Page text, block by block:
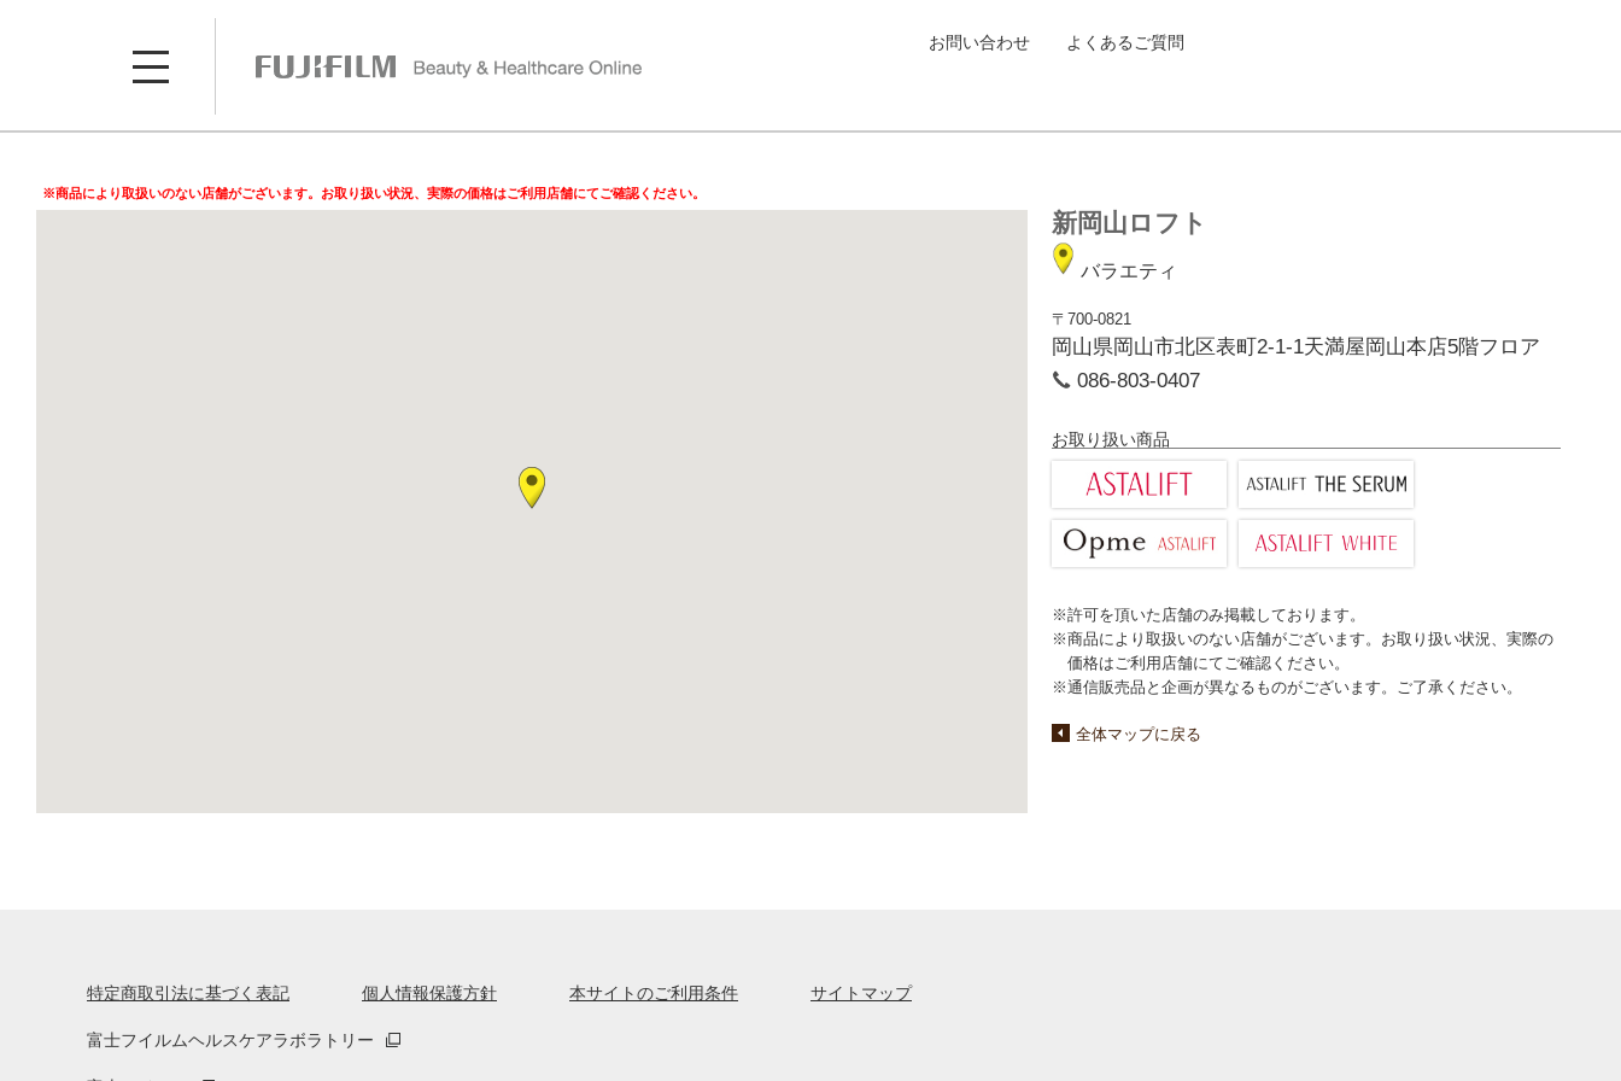
お問い合わせ よくあるご質問
※商品により取扱いのない店舗がございます。お取り扱い状況、実際の価格はご利用店舗にてご確認ください。
新岡山ロフト
バラエティ
〒700-0821
岡山県岡山市北区表町2-1-1天満屋岡山本店5階フロア
086-803-0407
お取り扱い商品
※許可を頂いた店舗のみ掲載しております。
※商品により取扱いのない店舗がございます。お取り扱い状況、実際の
価格はご利用店舗にてご確認ください。
※通信販売品と企画が異なるものがございます。ご了承ください。
全体マップに戻る
特定商取引法に基づく表記 個人情報保護方針 本サイトのご利用条件 サイトマップ
富士フイルムヘルスケアラボラトリー